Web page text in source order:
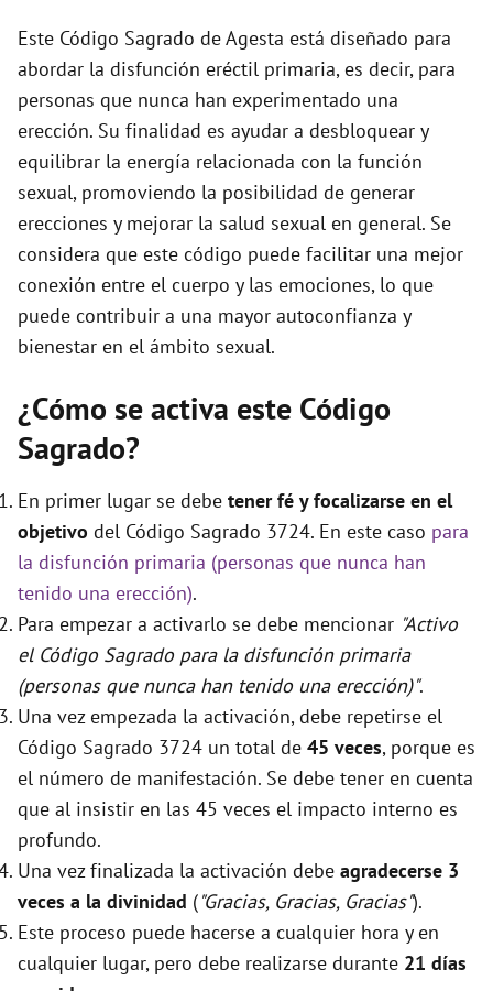
o
Este Código Sagrado de Agesta está diseñado para
abordar la disfunción eréctil primaria, es decir, para
personas que nunca han experimentado una
erección. Su finalidad es ayudar a desbloquear y
equilibrar la energía relacionada con la función
sexual, promoviendo la posibilidad de generar
erecciones y mejorar la salud sexual en general. Se
considera que este código puede facilitar una mejor
conexión entre el cuerpo y las emociones, lo que
puede contribuir a una mayor autoconfianza y
bienestar en el ámbito sexual.
¿Cómo se activa este Código
Sagrado?
En primer lugar se debe tener fé y focalizarse en el
objetivo del Código Sagrado 3724. En este caso para
la disfunción primaria (personas que nunca han
tenido una erección).
Para empezar a activarlo se debe mencionar "Activo
el Código Sagrado para la disfunción primaria
(personas que nunca han tenido una erección)".
Una vez empezada la activación, debe repetirse el
Código Sagrado 3724 un total de 45 veces, porque es
el número de manifestación. Se debe tener en cuenta
que al insistir en las 45 veces el impacto interno es
profundo.
Una vez finalizada la activación debe agradecerse 3
veces a la divinidad ("Gracias, Gracias, Gracias").
Este proceso puede hacerse a cualquier hora y en
cualquier lugar, pero debe realizarse durante 21 días